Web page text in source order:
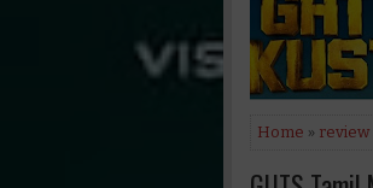
Home » review